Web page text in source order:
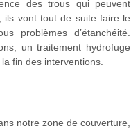
des trous qui peuvent
ils vont tout de suite faire le
problèmes d’étanchéité.
un traitement hydrofuge
fin des interventions.
notre zone de couverture,